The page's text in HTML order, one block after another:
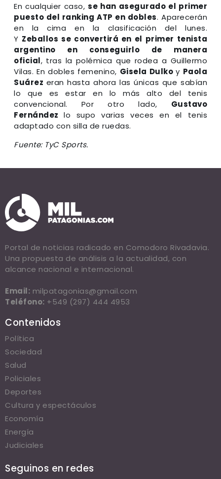
En cualquier caso, se han asegurado el primer
puesto del ranking ATP en dobles. Aparecerán
en la cima en la clasificación del lunes.
Y Zeballos se convertirá en el primer tenista
argentino en conseguirlo de manera
oficial, tras la polémica que rodea a Guillermo
Vilas. En dobles femenino, Gisela Dulko y Paola
Suárez eran hasta ahora las únicas que sabían
lo que es estar en lo más alto del tenis
convencional. Por otro lado, Gustavo
Fernándezlo supo varias veces en el tenis
adaptado con silla de ruedas.
Fuente: TyC Sports.
Portal de noticias radicado en Comodoro Rivadavia.
Una propuesta de análisis a la actualidad, con
alcance nacional e internacional.
Email: milpatagonias@gmail.com
Teléfono: +549 (297) 444 4953
Contenidos
Política
Sociedad
Salud
Policiales
Deportes
Cultura y espectáculos
Economía
Energía
Judiciales
Seguinos en redes